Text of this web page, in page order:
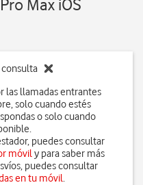
Max iOS
las llamadas entrantes
solo cuando estés
o solo cuando
puedes consultar
móvily para saber más
puedes consultar
en tu móvil.